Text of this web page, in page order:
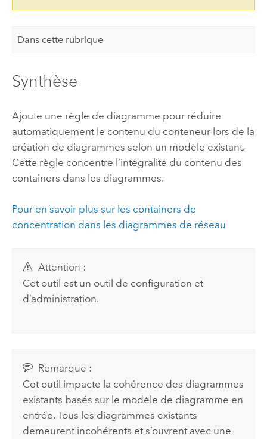
Dans cette rubrique
Synthèse
Ajoute une règle de diagramme pour réduire
automatiquement le contenu du conteneur lors de la
création de diagrammes selon un modèle existant.
Cette règle concentre l’intégralité du contenu des
containers dans les diagrammes.
Pour en savoir plus sur les containers de
concentration dans les diagrammes de réseau
Attention :
Cet outil est un outil de configuration et
d’administration.
Remarque :
Cet outil impacte la cohérence des diagrammes
existants basés sur le modèle de diagramme en
entrée. Tous les diagrammes existants
demeurent incohérents et s’ouvrent avec une